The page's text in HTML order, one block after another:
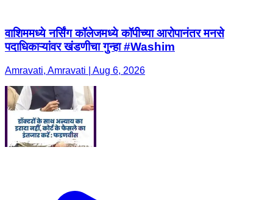
वाशिममध्ये नर्सिंग कॉलेजमध्ये कॉपीच्या आरोपानंतर मनसे
पदाधिकाऱ्यांवर खंडणीचा गुन्हा #Washim
Amravati, Amravati | Aug 6, 2026